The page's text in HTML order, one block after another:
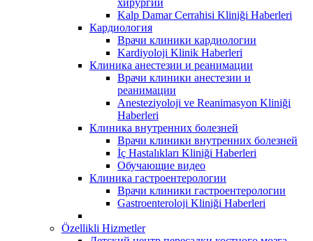
Kalp Damar Cerrahisi Kliniği Haberleri
Кардиология
Врачи клиники кардиологии
Kardiyoloji Klinik Haberleri
Клиника анестезии и реанимации
Врачи клиники анестезии и
реанимации
Anesteziyoloji ve Reanimasyon Kliniği
Haberleri
Клиника внутренних болезней
Врачи клиники внутренних болезней
İç Hastalıkları Kliniği Haberleri
Обучающие видео
Клиника гастроентерологии
Врачи клиники гастроентерологии
Gastroenteroloji Kliniği Haberleri
Özellikli Hizmetler